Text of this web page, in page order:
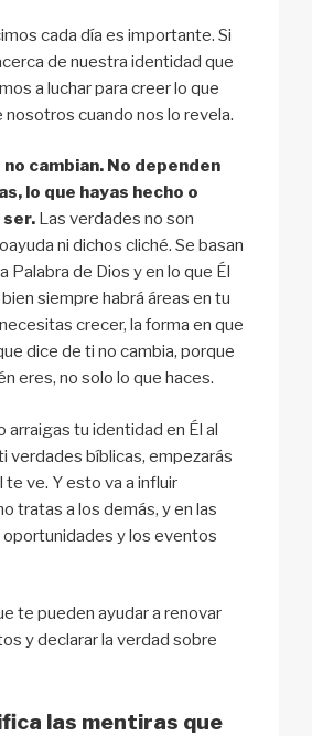
cada día es importante. Si
de nuestra identidad que
a luchar para creer lo que
nosotros cuando nos lo revela.
cambian. No dependen
lo que hayas hecho o
ser. Las verdades no son
ni dichos cliché. Se basan
Palabra de Dios y en lo que Él
siempre habrá áreas en tu
crecer, la forma en que
dice de ti no cambia, porque
eres, no solo lo que haces.
arraigas tu identidad en Él al
verdades bíblicas, empezarás
ve. Y esto va a influir
tratas a los demás, y en las
oportunidades y los eventos
te pueden ayudar a renovar
y declarar la verdad sobre
las mentiras que